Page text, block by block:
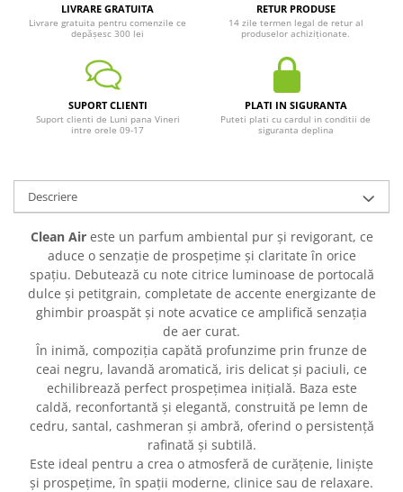
LIVRARE GRATUITA
Livrare gratuita pentru comenzile ce
depășesc 300 lei
RETUR PRODUSE
14 zile termen legal de retur al
produselor achiziționate.
SUPORT CLIENTI
Suport clienti de Luni pana Vineri
intre orele 09-17
PLATI IN SIGURANTA
Puteti plati cu cardul in conditii de
siguranta deplina
Descriere
Clean Aireste un parfum ambiental pur și revigorant, ce
aduce o senzație de prospețime și claritate în orice
spațiu. Debutează cu note citrice luminoase de portocală
dulce și petitgrain, completate de accente energizante de
ghimbir proaspăt și note acvatice ce amplifică senzația
de aer curat.
În inimă, compoziția capătă profunzime prin frunze de
ceai negru, lavandă aromatică, iris delicat și paciuli, ce
echilibrează perfect prospețimea inițială. Baza este
caldă, reconfortantă și elegantă, construită pe lemn de
cedru, santal, cashmeran și ambră, oferind o persistență
rafinată și subtilă.
Este ideal pentru a crea o atmosferă de curățenie, liniște
și prospețime, în spații moderne, clinice sau de relaxare.